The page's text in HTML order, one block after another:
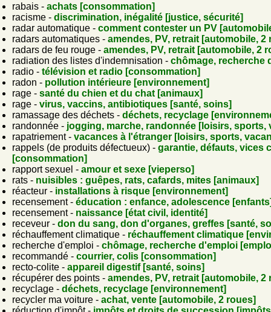
rabais - achats [consommation]
racisme - discrimination, inégalité [justice, sécurité]
radar automatique - comment contester un PV
radars automatiques - amendes, PV, retrait [automobile, 2
radars de feu rouge - amendes, PV, retrait [automobile, 2
radiation des listes d'indemnisation - chômage, recherche
radio - télévision et radio [consommation]
radon - pollution intérieure [environnement]
rage - santé du chien et du chat [animaux]
rage - virus, vaccins, antibiotiques [santé, soins]
ramassage des déchets - déchets, recyclage
randonnée - jogging, marche, randonnée [loisirs, sports,
rapatriement - vacances à l'étranger [loisirs, sports,
rappels (de produits défectueux) - garantie, défauts, vices
[consommation]
rapport sexuel - amour et sexe [vieperso]
rats - nuisibles : guêpes, rats, cafards, mites [animaux]
réacteur - installations à risque [environnement]
recensement - éducation : enfance, adolescence
recensement - naissance [état civil, identité]
receveur - don du sang, don d'organes, greffes [santé,
réchauffement climatique - réchauffement climatique
recherche d'emploi - chômage, recherche d'emploi
recommandé - courrier, colis [consommation]
recto-colite - appareil digestif [santé, soins]
récupérer des points - amendes, PV, retrait [automobile, 2
recyclage - déchets, recyclage [environnement]
recycler ma voiture - achat, vente [automobile, 2 roues]